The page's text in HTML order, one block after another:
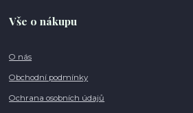
Vše o nákupu
O nás
Obchodní podmínky
Ochrana osobních údajů